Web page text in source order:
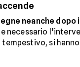
neanche
necessario
si